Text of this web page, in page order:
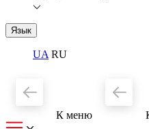
Язык
UA RU
К меню